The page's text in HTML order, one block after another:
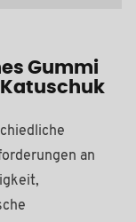
Gummi
an